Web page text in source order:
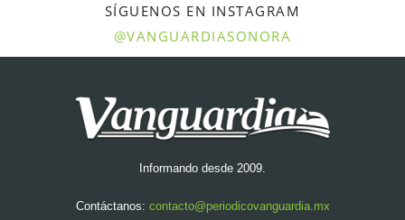
SÍGUENOS EN INSTAGRAM
@VANGUARDIASONORA
Informando desde 2009.
Contáctanos: contacto@periodicovanguardia.mx